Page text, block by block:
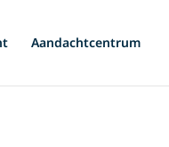
Aandachtcentrum